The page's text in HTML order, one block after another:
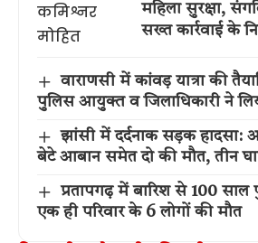
महिला सुरक्षा,
सख्त कार्रवाई के
वाराणसी में कांवड़ यात्रा की
पुलिस आयुक्त व जिलाधिकारी ने
झांसी में दर्दनाक सड़क
बेटे आबान समेत दो की मौत, तीन
प्रतापगढ़ में बारिश से 100 साल
एक ही परिवार के 6 लोगों की मौत